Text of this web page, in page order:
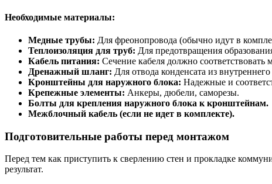
Необходимые материалы:
Медные трубы: Для фреонопровода (обычно идут в
Теплоизоляция для труб: Для предотвращения
Кабель питания: Сечение кабеля должно
Дренажный шланг: Для отвода конденсата из внутреннего
Кронштейны для наружного блока: Надежные и
Крепежные элементы: Анкеры, дюбели, саморезы.
Болты для крепления наружного блока к кронштейнам.
Межблочный кабель (если не идет в комплекте).
Подготовительные работы перед монтажом
Перед тем как приступить к сверлению стен и прокладке
результат.